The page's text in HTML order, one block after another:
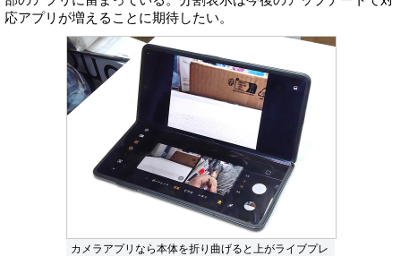
応アプリが増えることに期待したい。
カメラアプリなら本体を折り曲げると上がライブプレ